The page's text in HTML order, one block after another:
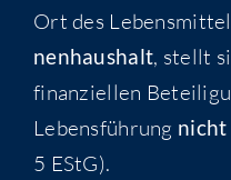
Ort des
nen­haus­halt, stellt
finan­zi­el­len
Lebens­füh­rung nicht
5 EStG).